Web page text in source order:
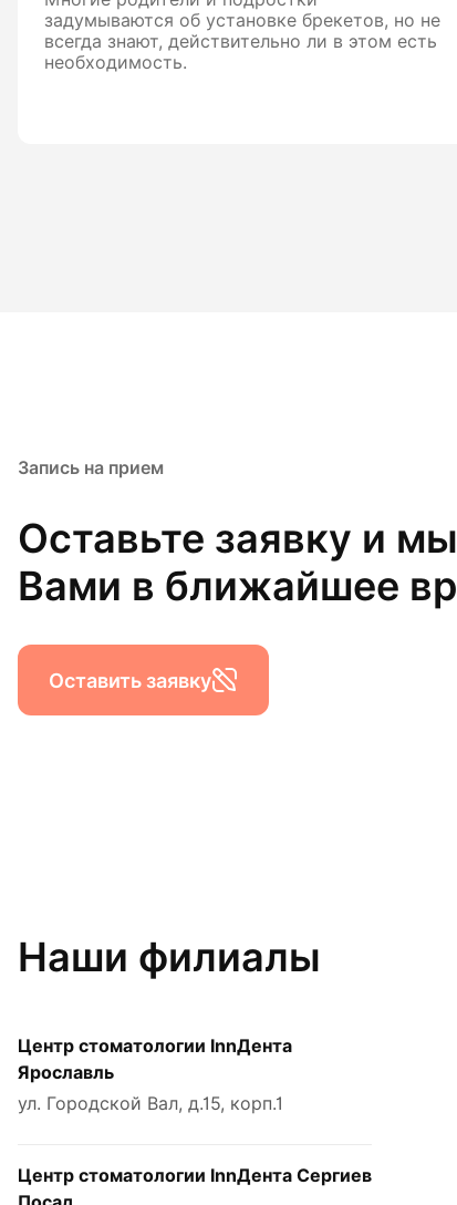
задумываются об установке брекетов, но не
всегда знают, действительно ли в этом есть
необходимость.
Запись на прием
Оставьте заявку и
Вами в ближайшее
Оставить заявку
Наши филиалы
Центр стоматологии InnДента
Ярославль
ул. Городской Вал, д.15, корп.1
Центр стоматологии InnДента Сергиев